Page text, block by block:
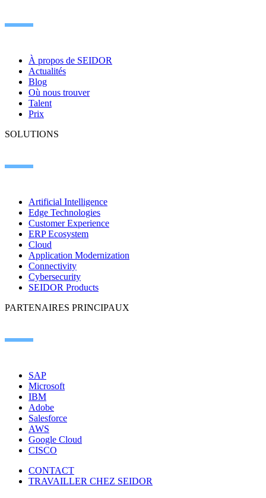
À propos de SEIDOR
Actualités
Blog
Où nous trouver
Talent
Prix
SOLUTIONS
Artificial Intelligence
Edge Technologies
Customer Experience
ERP Ecosystem
Cloud
Application Modernization
Connectivity
Cybersecurity
SEIDOR Products
PARTENAIRES PRINCIPAUX
SAP
Microsoft
IBM
Adobe
Salesforce
AWS
Google Cloud
CISCO
CONTACT
TRAVAILLER CHEZ SEIDOR